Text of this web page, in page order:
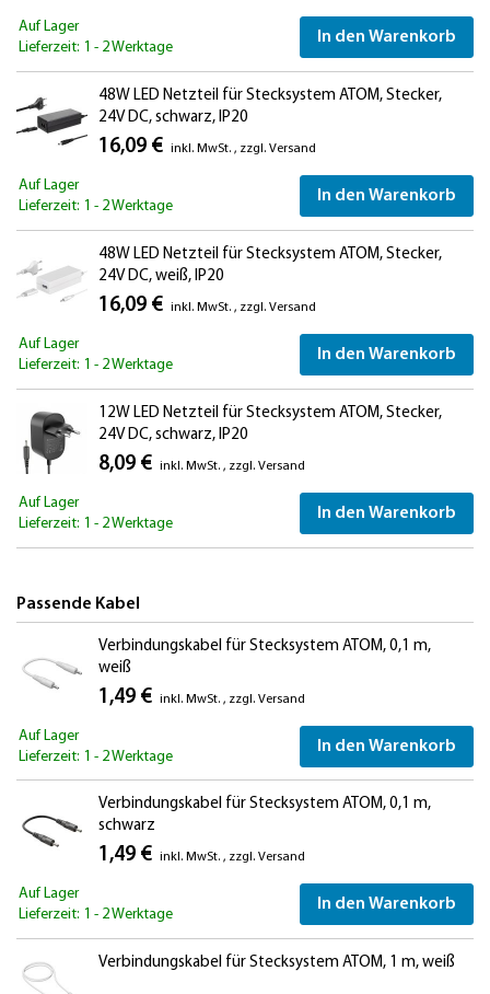
Auf Lager
Lieferzeit: 1 - 2 Werktage
In den Warenkorb
48W LED Netzteil für Stecksystem ATOM, Stecker,
24V DC, schwarz, IP20
16,09 € inkl. MwSt. , zzgl. Versand
Auf Lager
Lieferzeit: 1 - 2 Werktage
In den Warenkorb
48W LED Netzteil für Stecksystem ATOM, Stecker,
24V DC, weiß, IP20
16,09 € inkl. MwSt. , zzgl. Versand
Auf Lager
Lieferzeit: 1 - 2 Werktage
In den Warenkorb
12W LED Netzteil für Stecksystem ATOM, Stecker,
24V DC, schwarz, IP20
8,09 € inkl. MwSt. , zzgl. Versand
Auf Lager
Lieferzeit: 1 - 2 Werktage
In den Warenkorb
Passende Kabel
Verbindungskabel für Stecksystem ATOM, 0,1 m,
weiß
1,49 € inkl. MwSt. , zzgl. Versand
Auf Lager
Lieferzeit: 1 - 2 Werktage
In den Warenkorb
Verbindungskabel für Stecksystem ATOM, 0,1 m,
schwarz
1,49 € inkl. MwSt. , zzgl. Versand
Auf Lager
Lieferzeit: 1 - 2 Werktage
In den Warenkorb
Verbindungskabel für Stecksystem ATOM, 1 m, weiß